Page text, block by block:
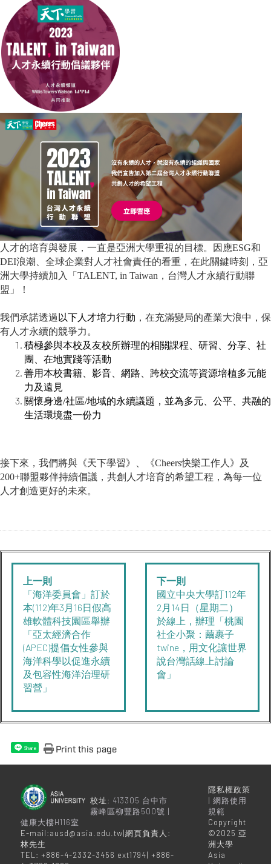
人才的培育與發展，一直是亞洲大學重視的目標。因應ESG和
DEI浪潮、全球企業對人才社會責任的看重，在此關鍵時刻， 亞
洲大學持續加入「TALENT, in Taiwan，台灣人才永續行動聯
盟」！
我們承諾透過以下人才培力行動 ，在充滿變局的產業大浪中，保
有人才永續的競爭力。
積極參與本校及友校所辦理的相關課程、研習、分享、社
團、在地實踐等活動
善用本校書籍、影音、網路、跨校交流等資源培植多元能
力及遠見
關懷身邊/社區/地域的永續議題，並為多元、公平、共融的
生活環境盡一份力
接下來，我們將與《天下學習》、《Cheers快樂工作人》及
200+聯盟夥伴持續倡議，共創人才培育的希望工程，為每一位
人才創造更好的未來。
上一則
「海洋委員會」訂於
本(112)年3月16日假高
雄軟體科技園區舉辦
「亞太經濟合作
(APEC)提倡女性參與
海洋科學以促進永續
及包容性海洋治理研
習營」
下一則
國立中央大學訂112年
2月14日（星期二）
於線上，辦理「桃園
社企小聚：繭裹子
twine，用文化讓世界
說台灣話線上討論
會」
Share Print this page
校址: 413305 台中市
霧峰區柳豐路500號 |
健康大樓H116室
E-mail:ausd@asia.edu.tw|網頁負責人:
林先生
TEL: +886-4-2332-3456 ext1794| +886-
隱私權政策
| 網路使用
規範
Copyright
©2025 亞
洲大學
Asia